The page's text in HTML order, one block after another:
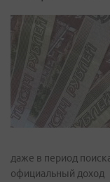
даже в период
официальный доход